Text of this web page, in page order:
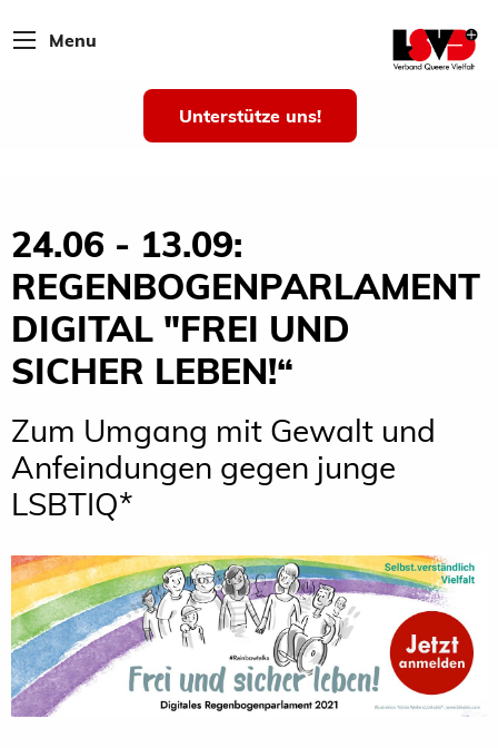
Menu
Unterstütze uns!
24.06 - 13.09:
REGENBOGENPARLAMENT
DIGITAL "FREI UND
SICHER LEBEN!“
Zum Umgang mit Gewalt und
Anfeindungen gegen junge
LSBTIQ*